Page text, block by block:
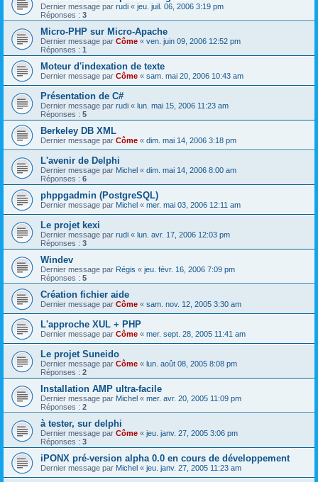
Dernier message par rudi « jeu. juil. 06, 2006 3:19 pm
Réponses : 3
Micro-PHP sur Micro-Apache
Dernier message par Côme « ven. juin 09, 2006 12:52 pm
Réponses : 1
Moteur d'indexation de texte
Dernier message par Côme « sam. mai 20, 2006 10:43 am
Présentation de C#
Dernier message par rudi « lun. mai 15, 2006 11:23 am
Réponses : 5
Berkeley DB XML
Dernier message par Côme « dim. mai 14, 2006 3:18 pm
L'avenir de Delphi
Dernier message par Michel « dim. mai 14, 2006 8:00 am
Réponses : 6
phppgadmin (PostgreSQL)
Dernier message par Michel « mer. mai 03, 2006 12:11 am
Le projet kexi
Dernier message par rudi « lun. avr. 17, 2006 12:03 pm
Réponses : 3
Windev
Dernier message par Régis « jeu. févr. 16, 2006 7:09 pm
Réponses : 5
Création fichier aide
Dernier message par Côme « sam. nov. 12, 2005 3:30 am
L'approche XUL + PHP
Dernier message par Côme « mer. sept. 28, 2005 11:41 am
Le projet Suneido
Dernier message par Côme « lun. août 08, 2005 8:08 pm
Réponses : 2
Installation AMP ultra-facile
Dernier message par Michel « mer. avr. 20, 2005 11:09 pm
Réponses : 2
à tester, sur delphi
Dernier message par Côme « jeu. janv. 27, 2005 3:06 pm
Réponses : 3
iPONX pré-version alpha 0.0 en cours de développement
Dernier message par Michel « jeu. janv. 27, 2005 11:23 am